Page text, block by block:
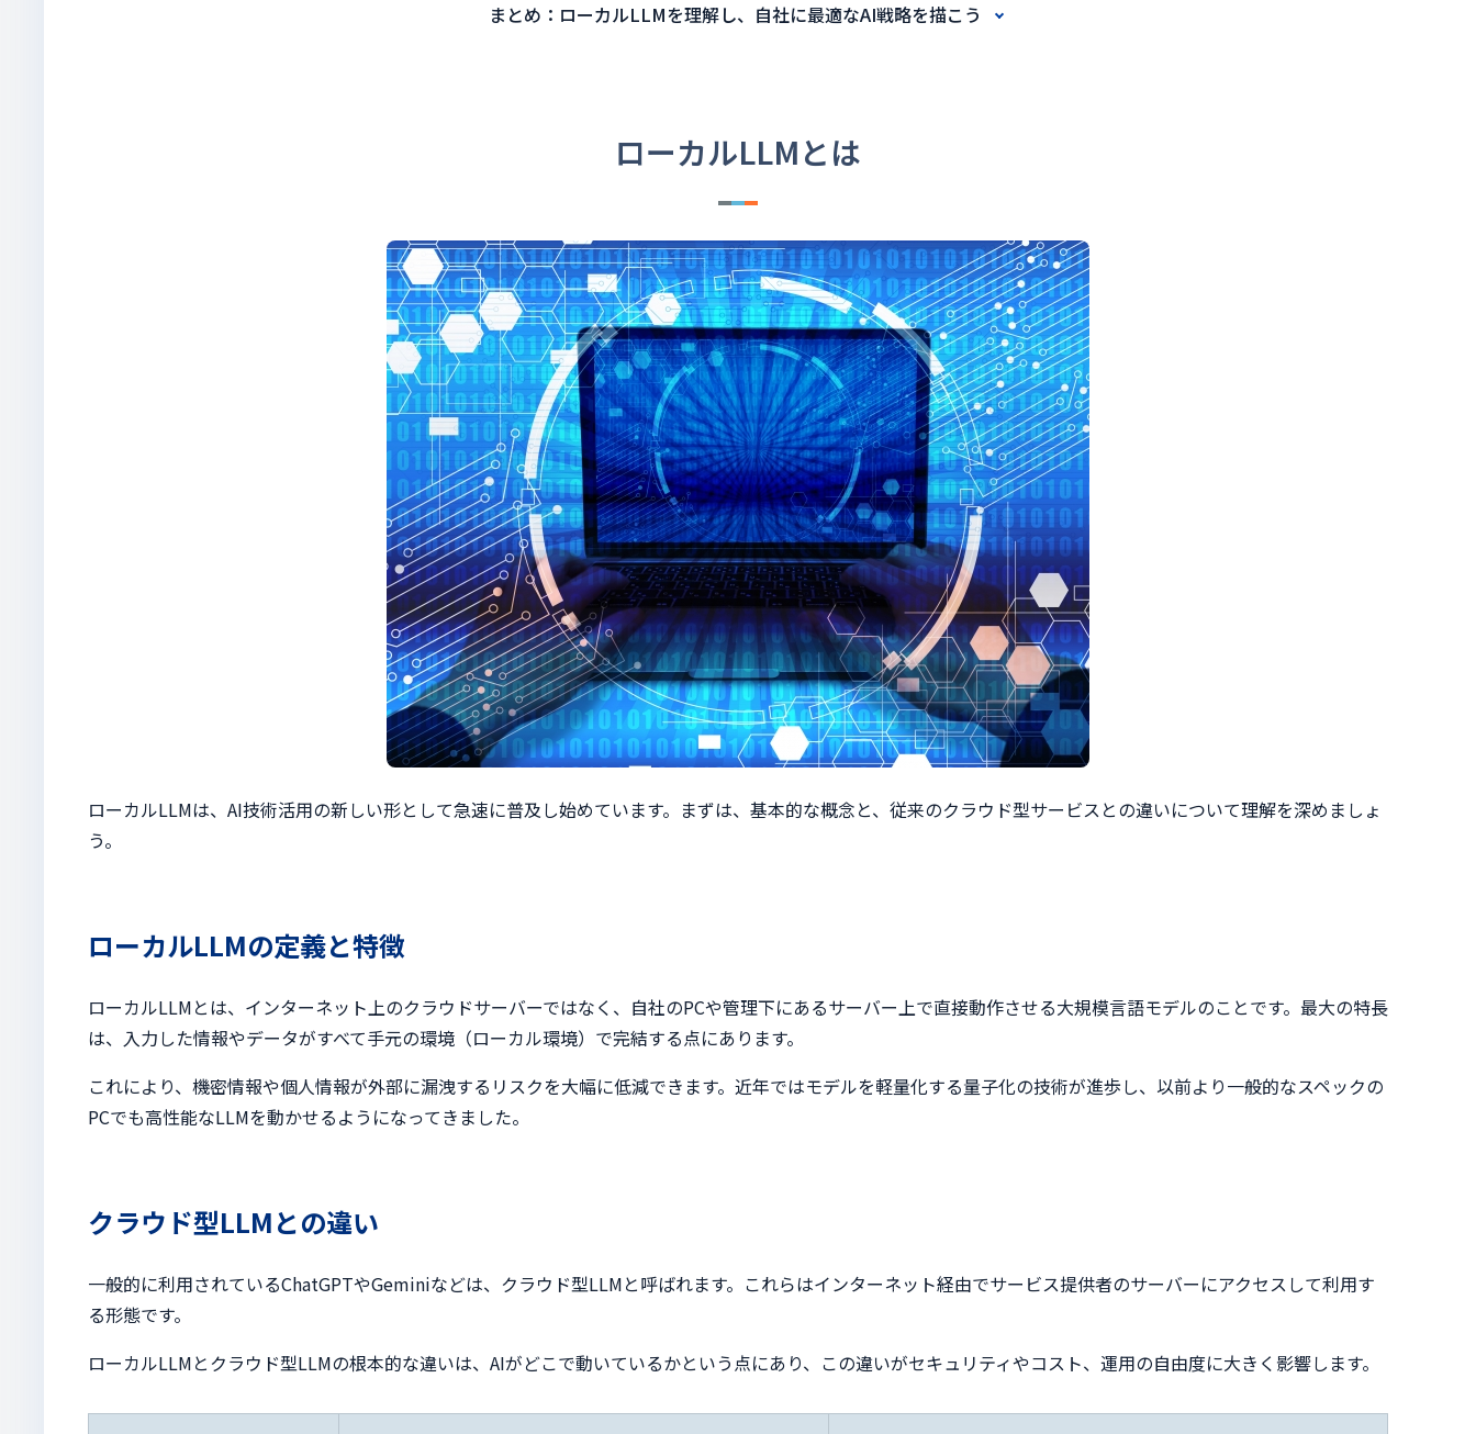
まとめ：ローカルLLMを理解し、自社に最適なAI戦略を描こう
ローカルLLMとは
ローカルLLMは、AI技術活用の新しい形として急速に普及し始めています。まずは、基本的な概念と、従来のクラウド型サービスとの違いについて理解を深めましょ
う。
ローカルLLMの定義と特徴
ローカルLLMとは、インターネット上のクラウドサーバーではなく、自社のPCや管理下にあるサーバー上で直接動作させる大規模言語モデルのことです。最大の特長
は、入力した情報やデータがすべて手元の環境（ローカル環境）で完結する点にあります。
これにより、機密情報や個人情報が外部に漏洩するリスクを大幅に低減できます。近年ではモデルを軽量化する量子化の技術が進歩し、以前より一般的なスペックの
PCでも高性能なLLMを動かせるようになってきました。
クラウド型LLMとの違い
一般的に利用されているChatGPTやGeminiなどは、クラウド型LLMと呼ばれます。これらはインターネット経由でサービス提供者のサーバーにアクセスして利用す
る形態です。
ローカルLLMとクラウド型LLMの根本的な違いは、AIがどこで動いているかという点にあり、この違いがセキュリティやコスト、運用の自由度に大きく影響します。